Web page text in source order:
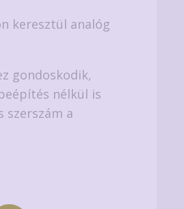
keresztül analóg
gondoskodik,
nélkül is
szerszám a